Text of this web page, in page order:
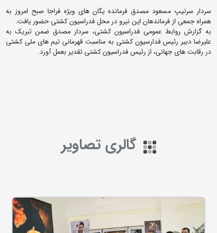
سردار سرتیپ مسعود مصدق فرمانده یگان های ویژه فراجا صبح امروز به
همراه جمعی از فرماندهان این نیرو در محل فدراسیون کشتی حضور یافت.
به گزارش روابط عمومی فدراسیون کشتی، سردار مصدق ضمن تبریک به
علیرضا دبیر رئیس فدارسیون کشتی به مناسبت قهرمانی تیم های ملی کشتی
در رقابت های جهانی، از رئیس فدراسیون کشتی تقدیر بعمل آورد.
گالری تصاویر